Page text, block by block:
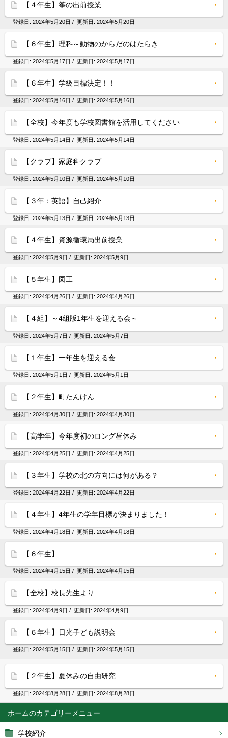
ホーム
学校紹介
【４年生】筝​の​出前授業
登録日: 2024年5月20日 / 更新日: 2024年5月20日
【６年生】理科～動物のからだのはたらき
登録日: 2024年5月17日 / 更新日: 2024年5月17日
【６年生】学級目標決定！！
登録日: 2024年5月16日 / 更新日: 2024年5月16日
【全校】今年度も学校図書館を活用してください
登録日: 2024年5月14日 / 更新日: 2024年5月14日
【クラブ】家庭科クラブ
登録日: 2024年5月10日 / 更新日: 2024年5月10日
【３年：英語】自己紹介
登録日: 2024年5月13日 / 更新日: 2024年5月13日
【４年生】資源循環局出前授業
登録日: 2024年5月9日 / 更新日: 2024年5月9日
【５年生】図工
登録日: 2024年4月26日 / 更新日: 2024年4月26日
【４組】～4組版1年生を迎える会～
登録日: 2024年5月7日 / 更新日: 2024年5月7日
【１年生】一年生を迎える会
登録日: 2024年5月1日 / 更新日: 2024年5月1日
【２年生】町たんけん
登録日: 2024年4月30日 / 更新日: 2024年4月30日
【高学年】今年度初のロング昼休み
登録日: 2024年4月25日 / 更新日: 2024年4月25日
【３年生】学校の北の方向には何がある？
登録日: 2024年4月22日 / 更新日: 2024年4月22日
【４年生】4年生の学年目標が決まりました！
登録日: 2024年4月18日 / 更新日: 2024年4月18日
【６年生】
登録日: 2024年4月15日 / 更新日: 2024年4月15日
【全校】校長先生より
登録日: 2024年4月9日 / 更新日: 2024年4月9日
【６年生】日光子ども説明会
登録日: 2024年5月15日 / 更新日: 2024年5月15日
【２年生】夏休みの自由研究
登録日: 2024年8月28日 / 更新日: 2024年8月28日